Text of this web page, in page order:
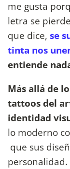
me gusta
letra se
que dice, se
tinta nos
entiende
Más allá de
tattoos del
identidad
lo moderno
que sus